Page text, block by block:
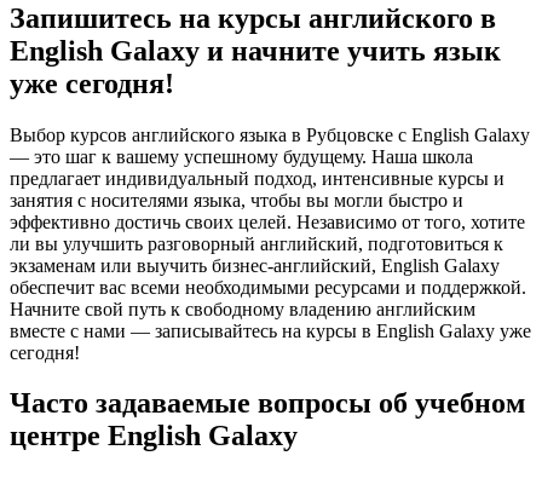
Запишитесь на курсы английского в
English Galaxy и начните учить язык
уже сегодня!
Выбор курсов английского языка в Рубцовске с English Galaxy
— это шаг к вашему успешному будущему. Наша школа
предлагает индивидуальный подход, интенсивные курсы и
занятия с носителями языка, чтобы вы могли быстро и
эффективно достичь своих целей. Независимо от того, хотите
ли вы улучшить разговорный английский, подготовиться к
экзаменам или выучить бизнес-английский, English Galaxy
обеспечит вас всеми необходимыми ресурсами и поддержкой.
Начните свой путь к свободному владению английским
вместе с нами — записывайтесь на курсы в English Galaxy уже
сегодня!
Часто задаваемые вопросы об учебном
центре English Galaxy